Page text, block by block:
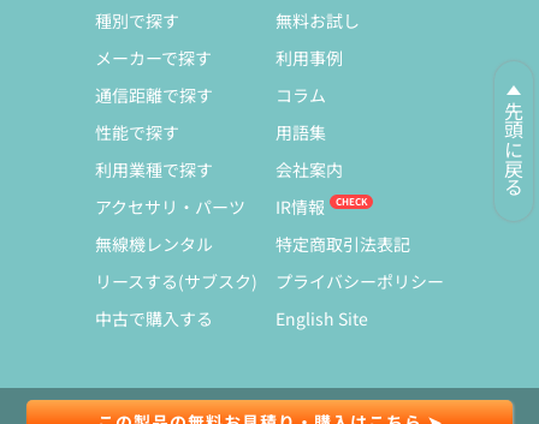
先頭に戻る
種別で探す
メーカーで探す
通信距離で探す
性能で探す
利用業種で探す
アクセサリ・パーツ
無線機レンタル
リースする(サブスク)
中古で購入する
無料お試し
利用事例
コラム
用語集
会社案内
IR情報
特定商取引法表記
プライバシーポリシー
English Site